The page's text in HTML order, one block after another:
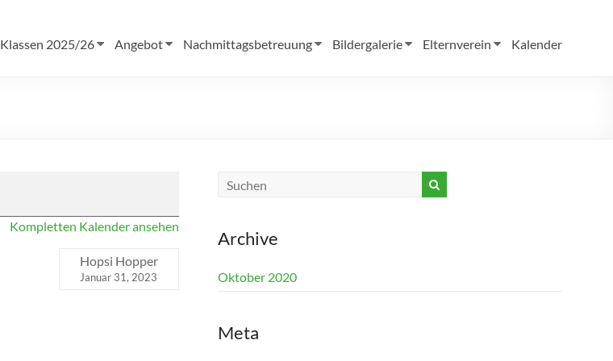
Klassen 2025/26 Angebot Nachmittagsbetreuung Bildergalerie Elternverein Kalender
Kompletten Kalender ansehen
Hopsi Hopper
Januar 31, 2023
Archive
Oktober 2020
Meta